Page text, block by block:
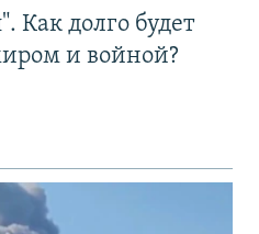
Как долго будет
и войной?